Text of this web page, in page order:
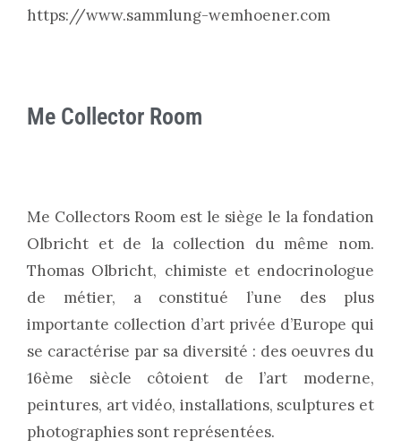
https://www.sammlung-wemhoener.com
Me Collector Room
Me Collectors Room est le siège le la fondation
Olbricht et de la collection du même nom.
Thomas Olbricht, chimiste et endocrinologue
de métier, a constitué l’une des plus
importante collection d’art privée d’Europe qui
se caractérise par sa diversité : des oeuvres du
16ème siècle côtoient de l’art moderne,
peintures, art vidéo, installations, sculptures et
photographies sont représentées.